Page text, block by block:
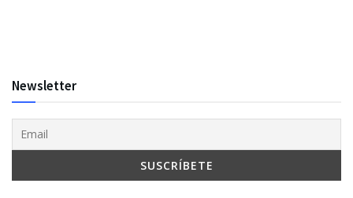
Newsletter